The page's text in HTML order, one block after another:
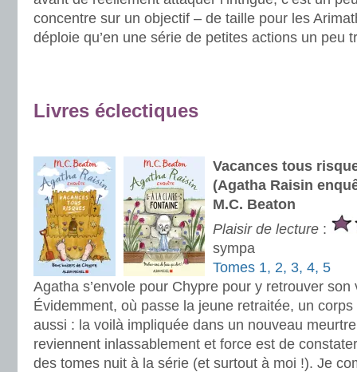
concentre sur un objectif – de taille pour les
déploie qu’en une série de petites actions un peu
Livres éclectiques
Vacances tous
(Agatha Raisin
M.C. Beaton
Plaisir de lecture :
sympa
Tomes 1, 2, 3, 4, 5
Agatha s’envole pour Chypre pour y retrouver
Évidemment, où passe la jeune retraitée, un corps
aussi : la voilà impliquée dans un nouveau
reviennent inlassablement et force est de
des tomes nuit à la série (et surtout à moi !). Je